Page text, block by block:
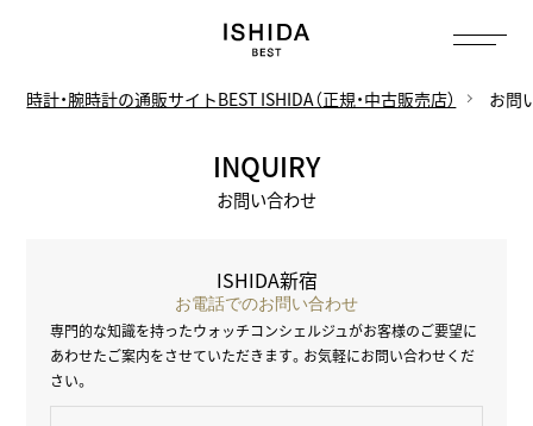
時計・腕時計の通販サイトBEST ISHIDA（正規・中古販売店） お問
INQUIRY
お問い合わせ
ISHIDA新宿
お電話でのお問い合わせ
専門的な知識を持ったウォッチコンシェルジュがお客様のご要望に
あわせたご案内をさせていただきます。お気軽にお問い合わせくだ
さい。
へ